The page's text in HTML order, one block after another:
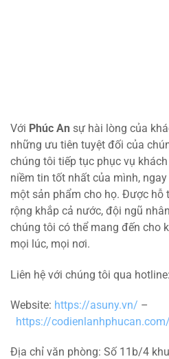
Với Phúc An sự hài lòng của
những ưu tiên tuyệt đối của
chúng tôi tiếp tục phục vụ
niềm tin tốt nhất của mình,
một sản phẩm cho họ. Được hỗ
rộng khắp cả nước, đội ngũ
chúng tôi có thể mang đến cho
mọi lúc, mọi nơi.
Liên hệ với chúng tôi qua hotline:
Website: https://asuny.vn/ –
https://codienlanhphucan.com/
Địa chỉ văn phòng: Số 11b/4